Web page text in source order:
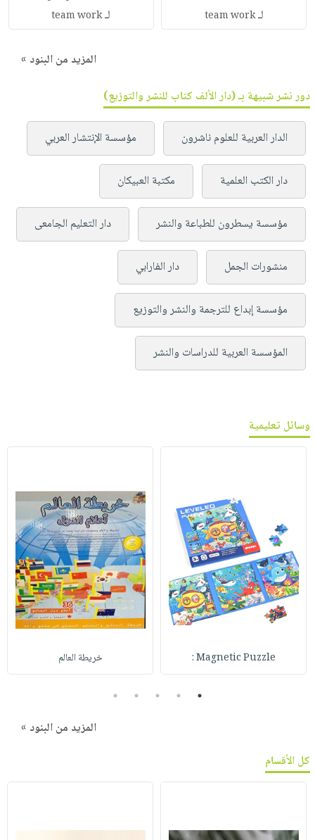
لـteam work لـteam work
المزيد من البنود »
دور نشر شبيهة بـ (دار الألف كتاب للنشر والتوزيع)
الدار العربية للعلوم ناشرون مؤسسة الإنتشار العربي
دار الكتب العلمية مكتبة العبيكان
مؤسسة يسطرون للطباعة والنشر دار التعليم الجامعى
منشورات الجمل دار الفارابي
مؤسسة إبداع للترجمة والنشر والتوزيع
المؤسسة العربية للدراسات والنشر
وسائل تعليمية
Magnetic Puzzle : خريطة العالم
1
2
3
4
5
المزيد من البنود »
كل الأقسام